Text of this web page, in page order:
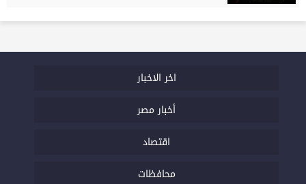
اخر الاخبار
أخبار مصر
اقتصاد
محافظات